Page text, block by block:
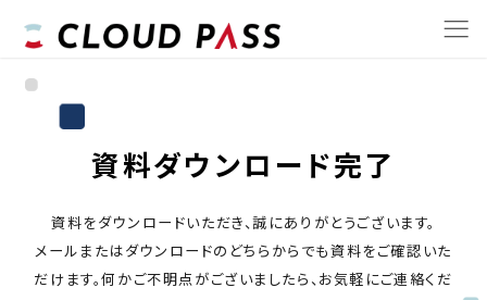
資料ダウンロード完了
資料をダウンロードいただき、誠にありがとうございます。
メールまたはダウンロードのどちらからでも資料をご確認いた
だけます。何かご不明点がございましたら、お気軽にご連絡くだ